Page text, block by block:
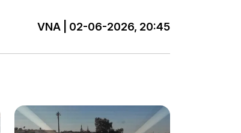
VNA | 02-06-2026, 20:45